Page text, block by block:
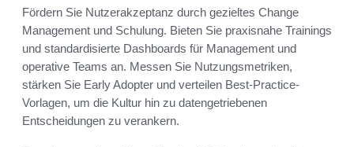
Fördern Sie Nutzerakzeptanz durch gezieltes Change
Management und Schulung. Bieten Sie praxisnahe Trainings
und standardisierte Dashboards für Management und
operative Teams an. Messen Sie Nutzungsmetriken,
stärken Sie Early Adopter und verteilen Best-Practice-
Vorlagen, um die Kultur hin zu datengetriebenen
Entscheidungen zu verankern.